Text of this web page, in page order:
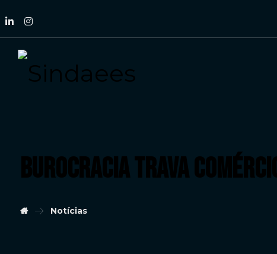
Burocracia trava
Notícias